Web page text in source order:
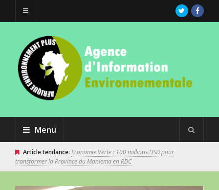
Menu
Article tendance: Economie Verte : 100 millions USD pour
transformer la Province du Maniema en RDC